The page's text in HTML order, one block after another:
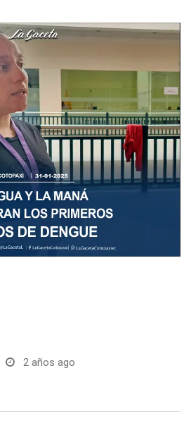
2 años ago